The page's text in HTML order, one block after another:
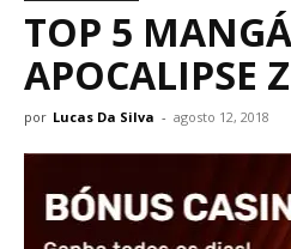
TOP 5
APOCALIPSE
por Lucas Da Silva - agosto 12, 2018